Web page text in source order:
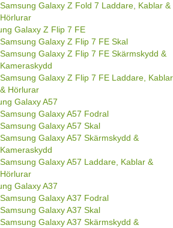
Samsung Galaxy Z Fold 7 Laddare, Kablar &
Hörlurar
Galaxy Z Flip 7 FE
Samsung Galaxy Z Flip 7 FE Skal
Samsung Galaxy Z Flip 7 FE Skärmskydd &
Kameraskydd
Samsung Galaxy Z Flip 7 FE Laddare, Kablar
& Hörlurar
Galaxy A57
Samsung Galaxy A57 Fodral
Samsung Galaxy A57 Skal
Samsung Galaxy A57 Skärmskydd &
Kameraskydd
Samsung Galaxy A57 Laddare, Kablar &
Hörlurar
Galaxy A37
Samsung Galaxy A37 Fodral
Samsung Galaxy A37 Skal
Samsung Galaxy A37 Skärmskydd &